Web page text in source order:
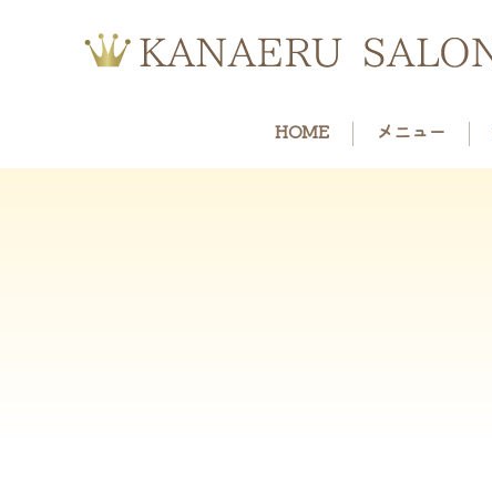
HOME メニュー